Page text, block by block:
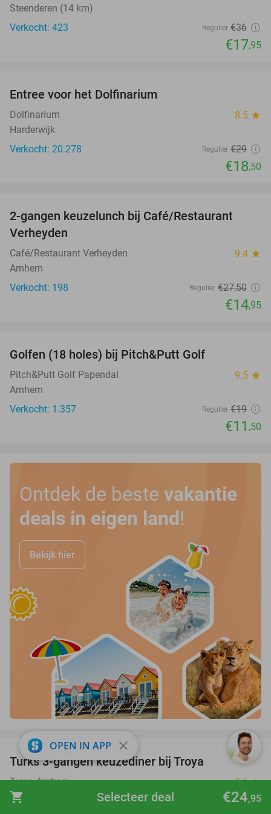
shopping_cart €24,95
Selecteer deal
Steenderen (14 km)
Verkocht: 423
Regulier €36
€17,95
Entree voor het Dolfinarium
Dolfinarium 8.5 star
Harderwijk
Verkocht: 20.278
Regulier €29
€18,50
2-gangen keuzelunch bij Café/Restaurant
Verheyden
Café/Restaurant Verheyden 9.4 star
Arnhem
Verkocht: 198
Regulier €27,50
€14,95
Golfen (18 holes) bij Pitch&Putt Golf
Pitch&Putt Golf Papendal 9.5 star
Arnhem
Verkocht: 1.357
Regulier €19
€11 ,50
Ontdek de beste vakantie
deals in eigen land!
Bekijk hier
36%
favorite_border
Turks 3-gangen keuzediner bij Troya
Troya Arnhem 8.1star
Arnhem
OPEN IN APP close